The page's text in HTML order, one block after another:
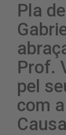
Pla
Prof.
pel
com